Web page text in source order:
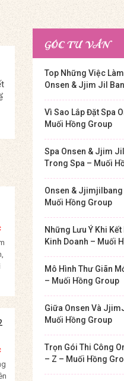
GÓC TƯ VẤN
Top Những Việc
Onsen & Jjim Jil
Vì Sao Lắp Đặt Spa
Muối Hồng Group
Spa Onsen & Jjim
Trong Spa – Muối
Onsen & Jjimjilbang
Muối Hồng Group
Những Lưu Ý Khi
Kinh Doanh – Muối
Mô Hình Thư Giãn
– Muối Hồng Group
Giữa Onsen Và
Muối Hồng Group
Trọn Gói Thi Công
– Z – Muối Hồng